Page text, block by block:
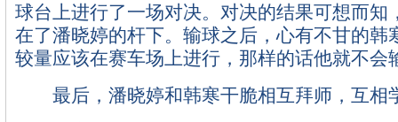
球台上进行了一场对决。对决的结果可想而知
在了潘晓婷的杆下。输球之后，心有不甘的韩
较量应该在赛车场上进行，那样的话他就不会
最后，潘晓婷和韩寒干脆相互拜师，互相